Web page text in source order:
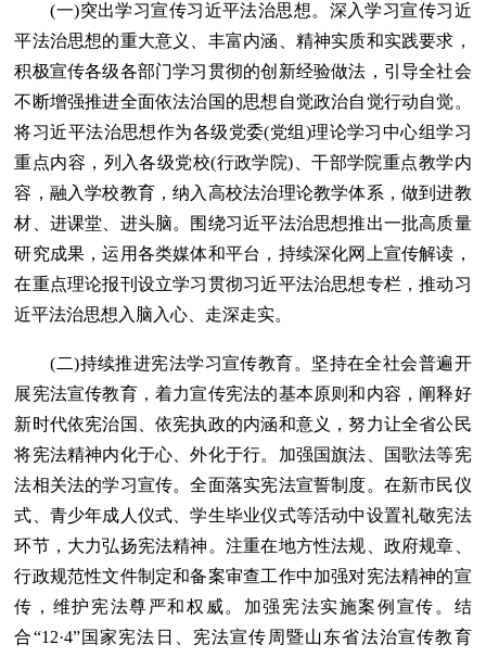
(一)突出学习宣传习近平法治思想。深入学习宣传习近
平法治思想的重大意义、丰富内涵、精神实质和实践要求，
积极宣传各级各部门学习贯彻的创新经验做法，引导全社会
不断增强推进全面依法治国的思想自觉政治自觉行动自觉。
将习近平法治思想作为各级党委(党组)理论学习中心组学习
重点内容，列入各级党校(行政学院)、干部学院重点教学内
容，融入学校教育，纳入高校法治理论教学体系，做到进教
材、进课堂、进头脑。围绕习近平法治思想推出一批高质量
研究成果，运用各类媒体和平台，持续深化网上宣传解读，
在重点理论报刊设立学习贯彻习近平法治思想专栏，推动习
近平法治思想入脑入心、走深走实。
(二)持续推进宪法学习宣传教育。坚持在全社会普遍开
展宪法宣传教育，着力宣传宪法的基本原则和内容，阐释好
新时代依宪治国、依宪执政的内涵和意义，努力让全省公民
将宪法精神内化于心、外化于行。加强国旗法、国歌法等宪
法相关法的学习宣传。全面落实宪法宣誓制度。在新市民仪
式、青少年成人仪式、学生毕业仪式等活动中设置礼敬宪法
环节，大力弘扬宪法精神。注重在地方性法规、政府规章、
行政规范性文件制定和备案审查工作中加强对宪法精神的宣
传，维护宪法尊严和权威。加强宪法实施案例宣传。结
合“12·4”国家宪法日、宪法宣传周暨山东省法治宣传教育